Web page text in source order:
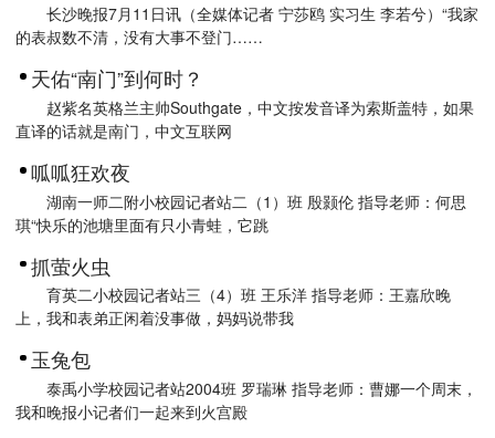
长沙晚报7月11日讯（全媒体记者 宁莎鸥 实习生 李若兮）“我家
的表叔数不清，没有大事不登门……
天佑“南门”到何时？
赵紫名英格兰主帅Southgate，中文按发音译为索斯盖特，如果
直译的话就是南门，中文互联网
呱呱狂欢夜
湖南一师二附小校园记者站二（1）班 殷颢伦 指导老师：何思
琪“快乐的池塘里面有只小青蛙，它跳
抓萤火虫
育英二小校园记者站三（4）班 王乐洋 指导老师：王嘉欣晚
上，我和表弟正闲着没事做，妈妈说带我
玉兔包
泰禹小学校园记者站2004班 罗瑞琳 指导老师：曹娜一个周末，
我和晚报小记者们一起来到火宫殿